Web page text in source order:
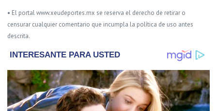
• El portal www.xeudeportes.mx se reserva el derecho de retirar o
censurar cualquier comentario que incumpla la política de uso antes
descrita.